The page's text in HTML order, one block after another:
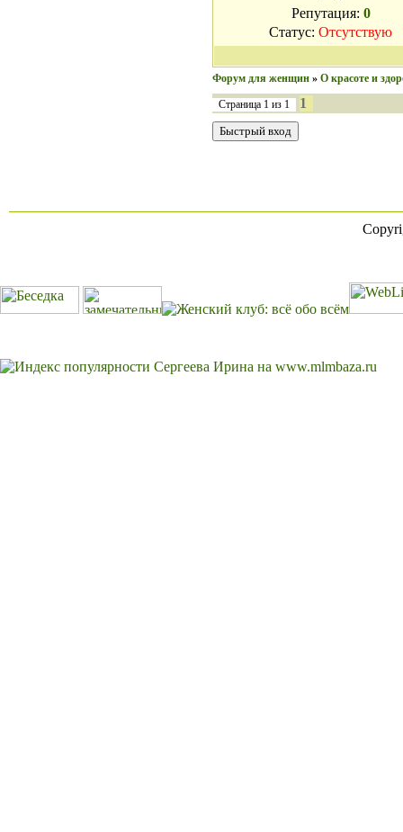
Репутация: 0
Статус: Отсутствую
Форум для женщин » О красоте и
Страница 1 из 1 1